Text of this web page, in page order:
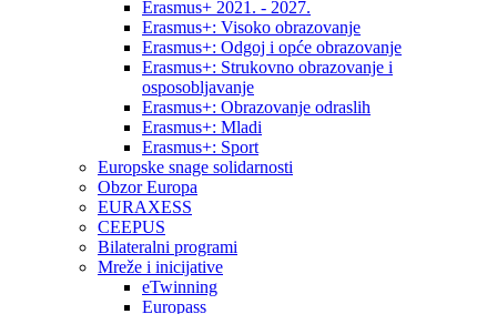
Erasmus+ 2021. - 2027.
Erasmus+: Visoko obrazovanje
Erasmus+: Odgoj i opće obrazovanje
Erasmus+: Strukovno obrazovanje i
osposobljavanje
Erasmus+: Obrazovanje odraslih
Erasmus+: Mladi
Erasmus+: Sport
Europske snage solidarnosti
Obzor Europa
EURAXESS
CEEPUS
Bilateralni programi
Mreže i inicijative
eTwinning
Europass